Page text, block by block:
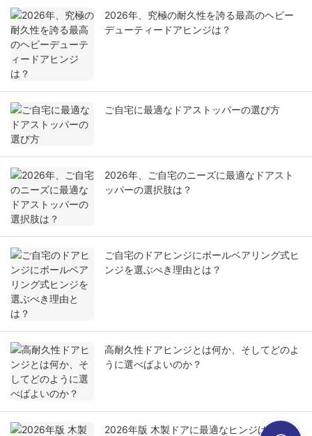
2026年、究極の耐久性を誇る最高のヘビー
デューティードアヒンジは？
ご自宅に最適なドアストッパーの選び方
2026年、ご自宅のニーズに最適なドアスト
ッパーの選択肢は？
ご自宅のドアヒンジにボールベアリング式ヒ
ンジを選ぶべき理由とは？
高耐久性ドアヒンジとは何か、そしてどのよ
うに選べばよいのか？
2026年版 木製ドアに最適なヒンジはどれ？